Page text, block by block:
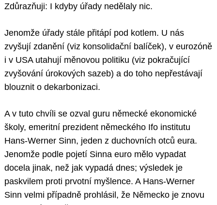
Zdůrazňuji: I kdyby úřady nedělaly nic.
Jenomže úřady stále přitápí pod kotlem. U nás
zvyšují zdanění (viz konsolidační balíček), v eurozóně
i v USA utahují měnovou politiku (viz pokračující
zvyšování úrokových sazeb) a do toho nepřestávají
blouznit o dekarbonizaci.
A v tuto chvíli se ozval guru německé ekonomické
školy, emeritní prezident německého Ifo institutu
Hans-Werner Sinn, jeden z duchovních otců eura.
Jenomže podle pojetí Sinna euro mělo vypadat
docela jinak, než jak vypadá dnes; výsledek je
paskvilem proti prvotní myšlence. A Hans-Werner
Sinn velmi případně prohlásil, že Německo je znovu